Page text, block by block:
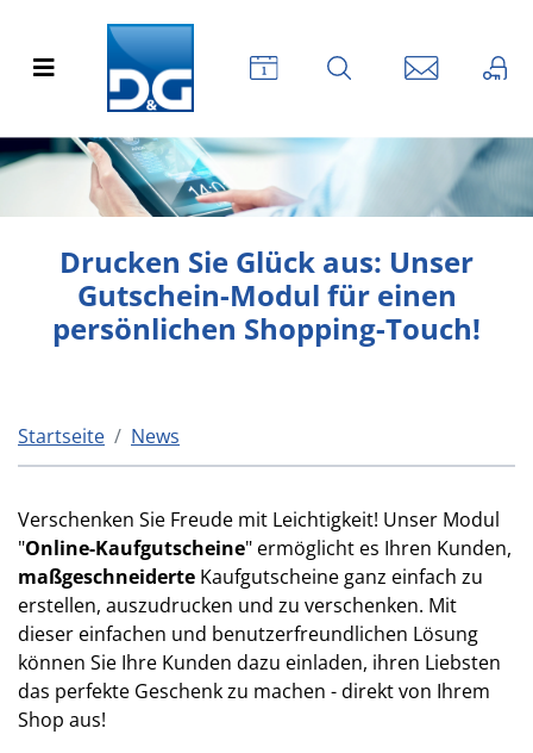
Drucken Sie Glück aus: Unser
Gutschein-Modul für einen
persönlichen Shopping-Touch!
Startseite News
Verschenken Sie Freude mit Leichtigkeit! Unser Modul
"Online-Kaufgutscheine" ermöglicht es Ihren Kunden,
maßgeschneiderte Kaufgutscheine ganz einfach zu
erstellen, auszudrucken und zu verschenken. Mit
dieser einfachen und benutzerfreundlichen Lösung
können Sie Ihre Kunden dazu einladen, ihren Liebsten
das perfekte Geschenk zu machen - direkt von Ihrem
Shop aus!